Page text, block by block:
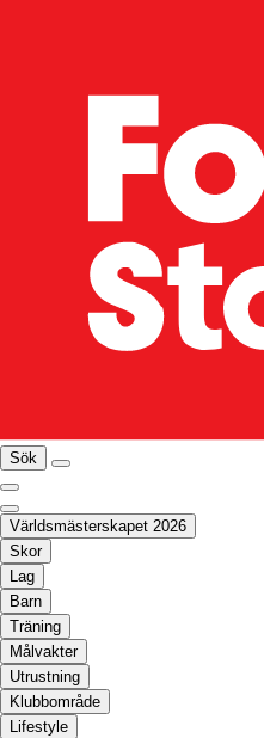
Sök
Världsmästerskapet 2026
Skor
Lag
Barn
Träning
Målvakter
Utrustning
Klubbområde
Lifestyle